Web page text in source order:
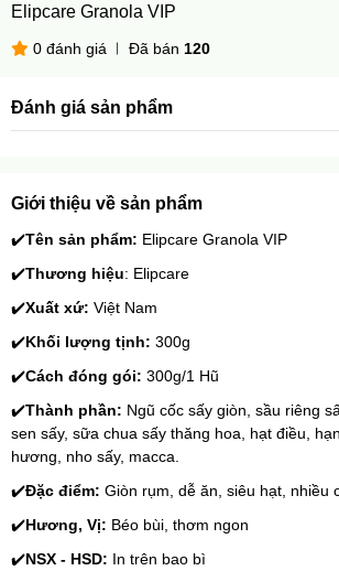
Elipcare Granola VIP
0 đánh giá Đã bán 120
Đánh giá sản phẩm
Giới thiệu về sản phẩm
✔️Tên sản phẩm: Elipcare Granola VIP
✔️Thương hiệu: Elipcare
✔️Xuất xứ: Việt Nam
✔️Khối lượng tịnh: 300g
✔️Cách đóng gói: 300g/1 Hũ
✔️Thành phần: Ngũ cốc sấy giòn, sầu riêng
sen sấy, sữa chua sấy thăng hoa, hạt điều,
hương, nho sấy, macca.
✔️Đặc điểm: Giòn rụm, dễ ăn, siêu hạt, nhiều
✔️Hương, Vị: Béo bùi, thơm ngon
✔️NSX - HSD: In trên bao bì